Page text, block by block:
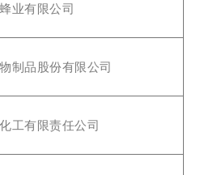
业有限公司
制品股份有限公司
工有限责任公司